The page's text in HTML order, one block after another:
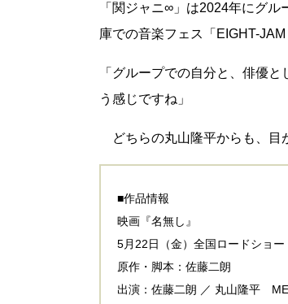
「関ジャニ∞」は2024年にグ
庫での音楽フェス「EIGHT-
「グループでの自分と、俳優
う感じですね」
どちらの丸山隆平からも、目
■作品情報
映画『名無し』
5月22日（金）全国ロードショー
原作・脚本：佐藤二朗
出演：佐藤二朗 ／ 丸山隆平